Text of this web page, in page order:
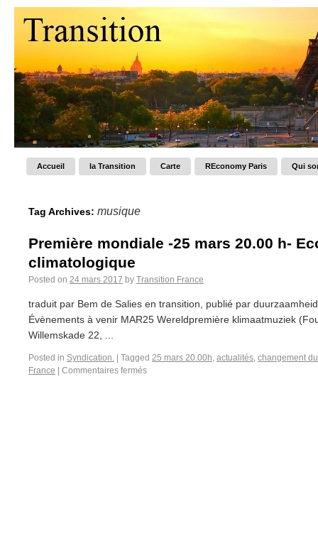
Accueil la Transition Carte REconomy Paris Qui
Tag Archives: musique
Première mondiale -25 mars 20.00 h-
climatologique
Posted on 24 mars 2017 by Transition France
traduit par Bem de Salies en transition, publié par
Évènements à venir MAR25 Wereldpremière klimaatmuziek
Willemskade 22, ...
Posted in Syndication. Tagged 25 mars 20.00h, actualités, changement
France
Commentaires fermés